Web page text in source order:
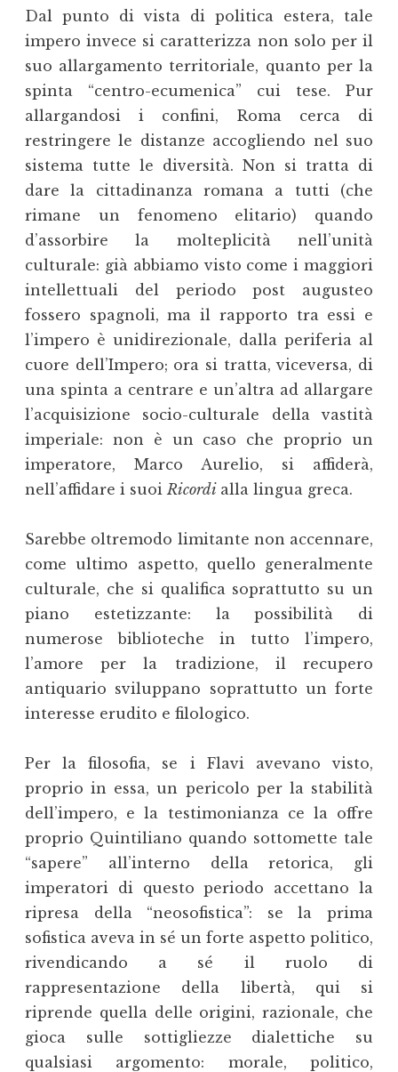
Dal punto di vista di politica estera, tale
impero invece si caratterizza non solo per il
suo allargamento territoriale, quanto per la
spinta “centro-ecumenica” cui tese. Pur
allargandosi i confini, Roma cerca di
restringere le distanze accogliendo nel suo
sistema tutte le diversità. Non si tratta di
dare la cittadinanza romana a tutti (che
rimane un fenomeno elitario) quando
d’assorbire la molteplicità nell’unità
culturale: già abbiamo visto come i maggiori
intellettuali del periodo post augusteo
fossero spagnoli, ma il rapporto tra essi e
l’impero è unidirezionale, dalla periferia al
cuore dell’Impero; ora si tratta, viceversa, di
una spinta a centrare e un’altra ad allargare
l’acquisizione socio-culturale della vastità
imperiale: non è un caso che proprio un
imperatore, Marco Aurelio, si affiderà,
nell’affidare i suoi Ricordi alla lingua greca.
Sarebbe oltremodo limitante non accennare,
come ultimo aspetto, quello generalmente
culturale, che si qualifica soprattutto su un
piano estetizzante: la possibilità di
numerose biblioteche in tutto l’impero,
l’amore per la tradizione, il recupero
antiquario sviluppano soprattutto un forte
interesse erudito e filologico.
Per la filosofia, se i Flavi avevano visto,
proprio in essa, un pericolo per la stabilità
dell’impero, e la testimonianza ce la offre
proprio Quintiliano quando sottomette tale
“sapere” all’interno della retorica, gli
imperatori di questo periodo accettano la
ripresa della “neosofistica”: se la prima
sofistica aveva in sé un forte aspetto politico,
rivendicando a sé il ruolo di
rappresentazione della libertà, qui si
riprende quella delle origini, razionale, che
gioca sulle sottigliezze dialettiche su
qualsiasi argomento: morale, politico,